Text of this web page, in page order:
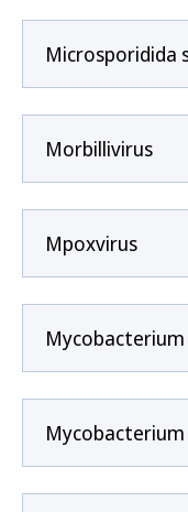
Microsporidida
Morbillivirus
Mpoxvirus
Mycobacterium